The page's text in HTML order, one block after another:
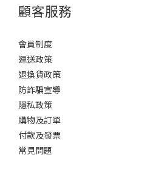
顧客服務
會員制度
運送政策
退換貨政策
防詐騙宣導
隱私政策
購物及訂單
付款及發票
常見問題